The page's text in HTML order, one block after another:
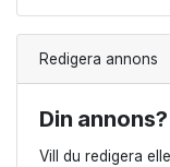
Redigera annons
Din annons?
Vill du redigera